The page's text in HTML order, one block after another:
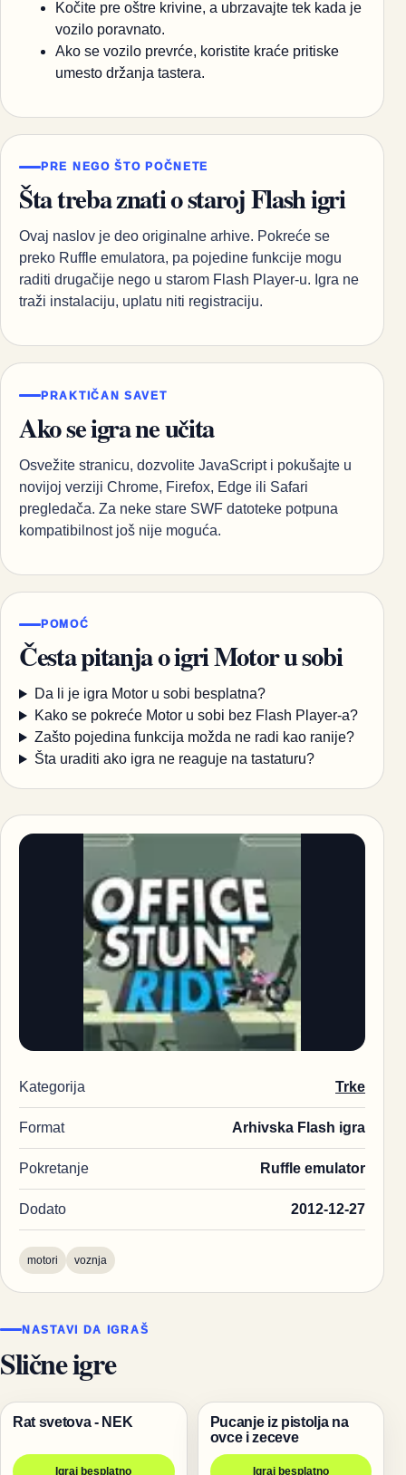
Kočite pre oštre krivine, a ubrzavajte tek kada je
vozilo poravnato.
Ako se vozilo prevrće, koristite kraće pritiske
umesto držanja tastera.
PRE NEGO ŠTO POČNETE
Šta treba znati o staroj Flash igri
Ovaj naslov je deo originalne arhive. Pokreće se
preko Ruffle emulatora, pa pojedine funkcije mogu
raditi drugačije nego u starom Flash Player-u. Igra ne
traži instalaciju, uplatu niti registraciju.
PRAKTIČAN SAVET
Ako se igra ne učita
Osvežite stranicu, dozvolite JavaScript i pokušajte u
novijoj verziji Chrome, Firefox, Edge ili Safari
pregledača. Za neke stare SWF datoteke potpuna
kompatibilnost još nije moguća.
POMOĆ
Česta pitanja o igri Motor u sobi
Da li je igra Motor u sobi besplatna?
Kako se pokreće Motor u sobi bez Flash Player-a?
Zašto pojedina funkcija možda ne radi kao ranije?
Šta uraditi ako igra ne reaguje na tastaturu?
Kategorija Trke
Format Arhivska Flash igra
Pokretanje Ruffle emulator
Dodato 2012-12-27
motori voznja
NASTAVI DA IGRAŠ
Slične igre
Igre
Rat svetova - NEK
Igraj besplatno
Pucanje
Pucanje iz pistolja na
ovce i zeceve
Igraj besplatno